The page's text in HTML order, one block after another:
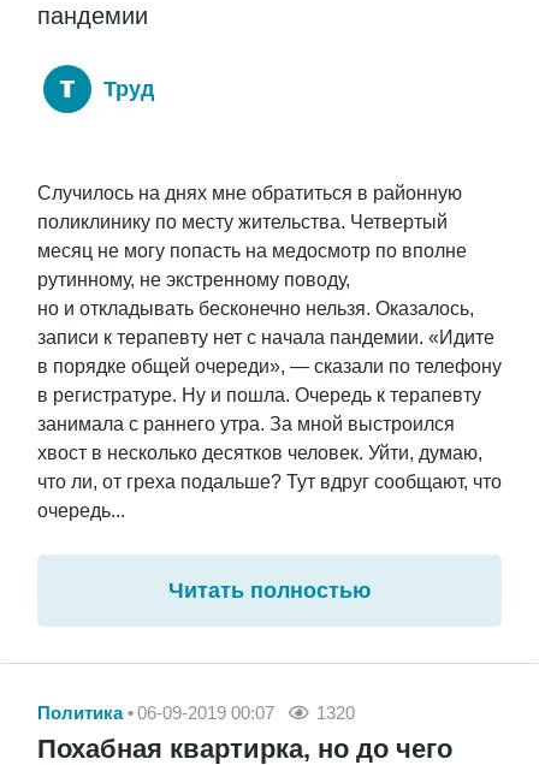
пандемии
Труд
Случилось на днях мне обратиться в районную
поликлинику по месту жительства. Четвертый
месяц не могу попасть на медосмотр по вполне
рутинному, не экстренному поводу,
но и откладывать бесконечно нельзя. Оказалось,
записи к терапевту нет с начала пандемии. «Идите
в порядке общей очереди», — сказали по телефону
в регистратуре. Ну и пошла. Очередь к терапевту
занимала с раннего утра. За мной выстроился
хвост в несколько десятков человек. Уйти, думаю,
что ли, от греха подальше? Тут вдруг сообщают, что
очередь...
Читать полностью
Политика 06-09-2019 00:07 1320
Похабная квартирка, но до чего